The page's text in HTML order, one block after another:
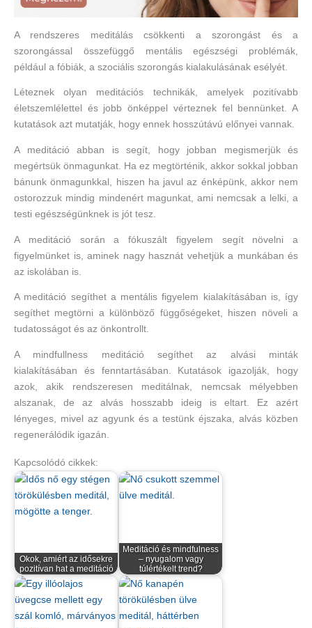
A rendszeres meditálás csökkenti a szorongást és a
szorongással összefüggő mentális egészségi problémák,
például a fóbiák, a szociális szorongás kialakulásának esélyét.
Léteznek olyan meditációs technikák, amelyek pozitívabb
életszemlélettel és jobb önképpel vérteznek fel bennünket. A
kutatások azt mutatják, hogy ennek hosszútávú előnyei vannak.
A meditáció abban is segít, hogy jobban megismerjük és
megértsük önmagunkat. Ha ez megtörténik, akkor sokkal jobban
bánunk önmagunkkal, hiszen ha javul az énképünk, akkor nem
ostorozzuk mindig mindenért magunkat, ami nemcsak a lelki, a
testi egészségünknek is jót tesz.
A meditáció során a fókuszált figyelem segít növelni a
figyelmünket is, aminek nagy hasznát vehetjük a munkában és
az iskolában is.
A meditáció segíthet a mentális figyelem kialakításában is, így
segíthet megtörni a különböző függőségeket, hiszen növeli a
tudatosságot és az önkontrollt.
A mindfullness meditáció segíthet az alvási minták
kialakításában és fenntartásában. Kutatások igazolják, hogy
azok, akik rendszeresen meditálnak, nemcsak mélyebben
alszanak, de az alvás hosszabb ideig is eltart. Ez azért
lényeges, mivel az agyunk és a testünk éjszaka, alvás közben
regenerálódik igazán.
Kapcsolódó cikkek:
Okok, amiért az idősekre
pozitívan hat a meditáció
Meditáció és mindfulness
– nyugalom vagy
túlértékelt trend?